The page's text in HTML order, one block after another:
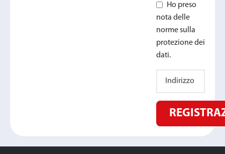
Ho preso
nota delle
norme sulla
protezione dei
dati.